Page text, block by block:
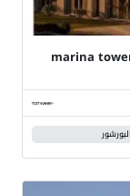
البورشور